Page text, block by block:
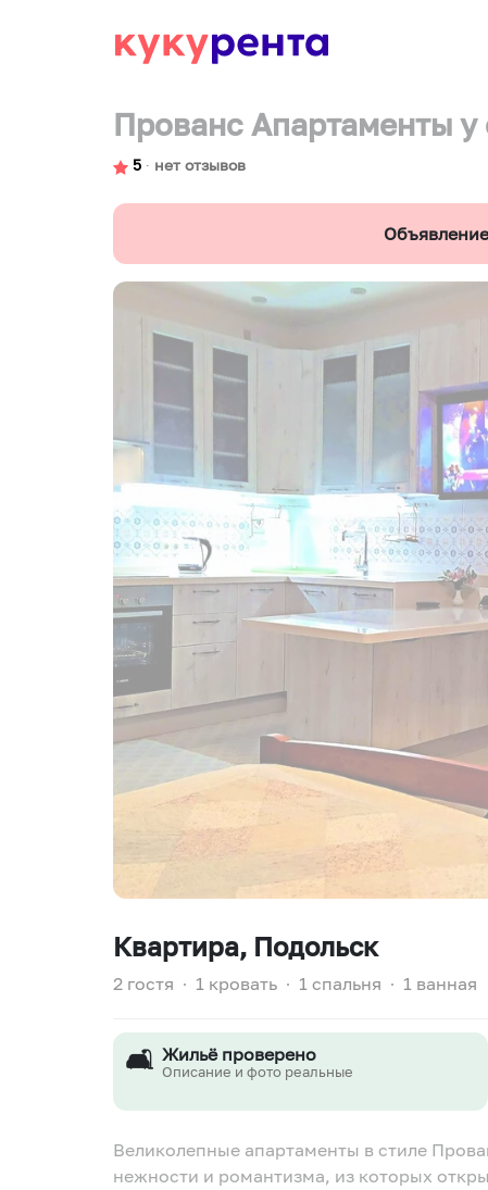
Прованс Апартаменты
5 ∙ нет отзывов
Квартира, Подольск
2 гостя ∙ 1 кровать ∙ 1 спальня ∙ 1 ванная
🛋️ Жильё проверено
Описание и фото реальные
Великолепные апартаменты в стиле
нежности и романтизма, из которых